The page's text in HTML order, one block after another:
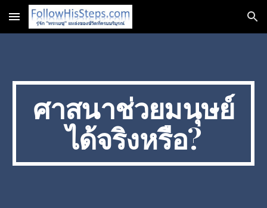
Skip to main content Skip to navigation
ศาสนาช่วยมนุษย์
ได้จริงหรือ?